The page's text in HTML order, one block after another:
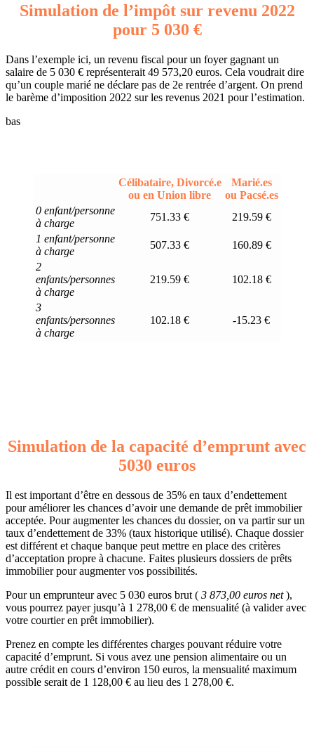
Simulation de l’impôt sur revenu 2022
pour 5 030 €
Dans l’exemple ici, un revenu fiscal pour un foyer gagnant un
salaire de 5 030 € représenterait 49 573,20 euros. Cela voudrait dire
qu’un couple marié ne déclare pas de 2e rentrée d’argent. On prend
le barème d’imposition 2022 sur les revenus 2021 pour l’estimation.
bas
Célibataire, Divorcé.e
ou en Union libre
Marié.es
ou Pacsé.es
0 enfant/personne
à charge
751.33 €
219.59 €
1 enfant/personne
à charge
507.33 €
160.89 €
2
enfants/personnes
à charge
219.59 € 102.18 €
3
enfants/personnes
à charge
102.18 € -15.23 €
Simulation de la capacité d’emprunt avec
5030 euros
Il est important d’être en dessous de 35% en taux d’endettement
pour améliorer les chances d’avoir une demande de prêt immobilier
acceptée. Pour augmenter les chances du dossier, on va partir sur un
taux d’endettement de 33% (taux historique utilisé). Chaque dossier
est différent et chaque banque peut mettre en place des critères
d’acceptation propre à chacune. Faites plusieurs dossiers de prêts
immobilier pour augmenter vos possibilités.
Pour un emprunteur avec 5 030 euros brut ( 3 873,00 euros net),
vous pourrez payer jusqu’à 1 278,00 € de mensualité (à valider avec
votre courtier en prêt immobilier).
Prenez en compte les différentes charges pouvant réduire votre
capacité d’emprunt. Si vous avez une pension alimentaire ou un
autre crédit en cours d’environ 150 euros, la mensualité maximum
possible serait de 1 128,00 € au lieu des 1 278,00 €.